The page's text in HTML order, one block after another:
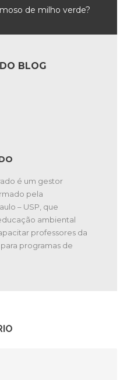
de milho verde?
BLOG
é um gestor
pela
– USP, que
ambiental
professores da
programas de